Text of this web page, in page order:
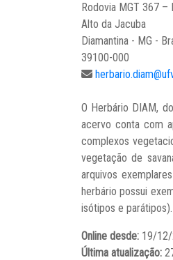
Rodovia MGT 367 –
Alto da Jacuba
Diamantina - MG -
39100-000
O Herbário DIAM,
acervo conta com
complexos
vegetação de
arquivos
herbário possui
isótipos e parátipos).
Online desde: 19/
Última atualização: